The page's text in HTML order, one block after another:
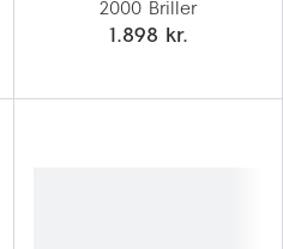
2000 Briller
1.898 kr.